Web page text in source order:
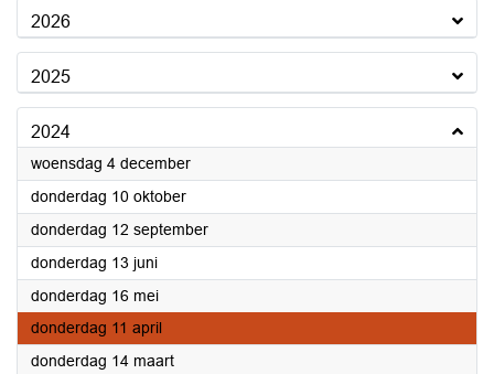
2026
2025
2024
woensdag 4 december2024
donderdag 10 oktober2024
donderdag 12 september2024
donderdag 13 juni2024
donderdag 16 mei2024
donderdag 11 april2024
donderdag 14 maart2024